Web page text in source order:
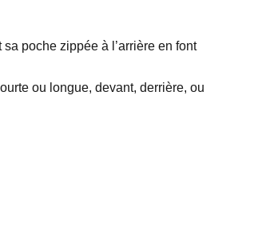
poche zippée à l’arrière en font
ou longue, devant, derrière, ou